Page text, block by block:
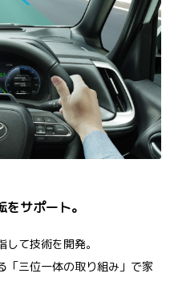
サポート。
て技術を開発。
「三位一体の取り組み」で家